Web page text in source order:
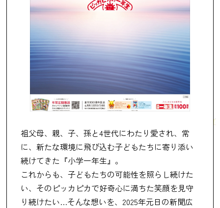
祖父母、親、子、孫と4世代にわたり愛され、常
に、新たな環境に飛び込む子どもたちに寄り添い
続けてきた『小学一年生』。
これからも、子どもたちの可能性を照らし続けた
い、そのピッカピカで好奇心に満ちた笑顔を見守
り続けたい…そんな想いを、2025年元日の新聞広